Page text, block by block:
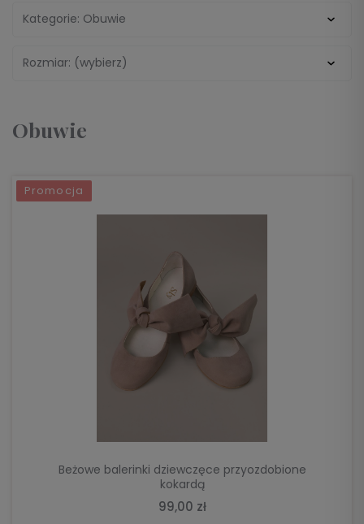
Kategorie: Obuwie
Rozmiar: (wybierz)
Obuwie
Beżowe balerinki dziewczęce przyozdobione
kokardą
99,00 zł
DO KOSZYKA
Promocja